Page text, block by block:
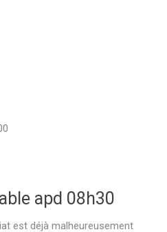
apd 08h30
est déjà malheureusement